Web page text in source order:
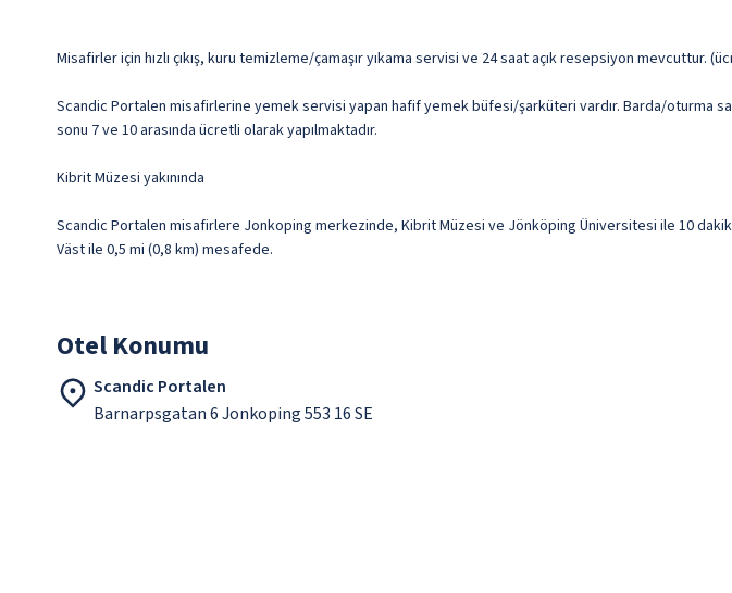
Misafirler için hızlı çıkış, kuru temizleme/çamaşır yıkama servisi ve 24 saat açık resepsiyon mevcuttur.
Scandic Portalen misafirlerine yemek servisi yapan hafif yemek büfesi/şarküteri vardır. Barda/oturma
sonu 7 ve 10 arasında ücretli olarak yapılmaktadır.
Kibrit Müzesi yakınında
Scandic Portalen misafirlere Jonkoping merkezinde, Kibrit Müzesi ve Jönköping Üniversitesi ile 10
Väst ile 0,5 mi (0,8 km) mesafede.
Otel Konumu
Scandic Portalen
Barnarpsgatan 6 Jonkoping 553 16 SE